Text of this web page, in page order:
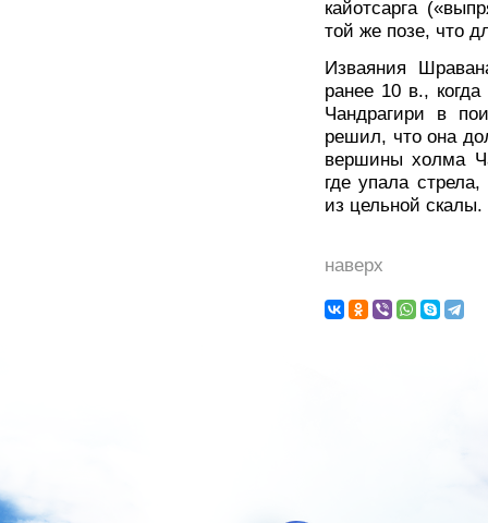
кайотсарга
той же позе, что
Изваяния
ранее 10 в.,
Чандрагири в
решил, что она
вершины холма
где упала
из цельной скалы.
наверх